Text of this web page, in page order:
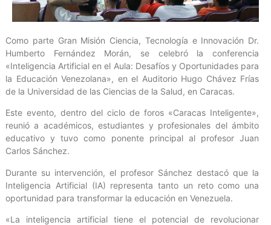
Como parte Gran Misión Ciencia, Tecnología e Innovación Dr.
Humberto Fernández Morán, se celebró la conferencia
«Inteligencia Artificial en el Aula: Desafíos y Oportunidades para
la Educación Venezolana», en el Auditorio Hugo Chávez Frías
de la Universidad de las Ciencias de la Salud, en Caracas.
Este evento, dentro del ciclo de foros «Caracas Inteligente»,
reunió a académicos, estudiantes y profesionales del ámbito
educativo y tuvo como ponente principal al profesor Juan
Carlos Sánchez.
Durante su intervención, el profesor Sánchez destacó que la
Inteligencia Artificial (IA) representa tanto un reto como una
oportunidad para transformar la educación en Venezuela.
«La inteligencia artificial tiene el potencial de revolucionar